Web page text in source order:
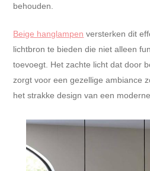
behouden.
Beige hanglampen versterken dit
lichtbron te bieden die niet alleen
toevoegt. Het zachte licht dat door
zorgt voor een gezellige ambiance
het strakke design van een